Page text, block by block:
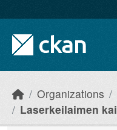
Organizations
Laserkeilaimen